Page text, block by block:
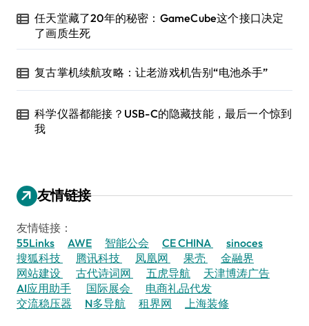
任天堂藏了20年的秘密：GameCube这个接口决定
了画质生死
复古掌机续航攻略：让老游戏机告别“电池杀手”
科学仪器都能接？USB-C的隐藏技能，最后一个惊到
我
友情链接
友情链接：
55Links
AWE 智能公会 CE CHINA
sinoces
搜狐科技
腾讯科技 凤凰网 果壳
金融界
网站建设
古代诗词网 五虎导航
天津博涛广告
AI应用助手
国际展会
电商礼品代发
交流稳压器
N多导航 租界网 上海装修